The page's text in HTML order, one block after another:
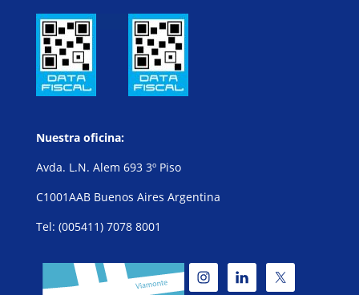
Nuestra oficina:
Avda. L.N. Alem 693 3º Piso
C1001AAB Buenos Aires Argentina
Tel: (005411) 7078 8001